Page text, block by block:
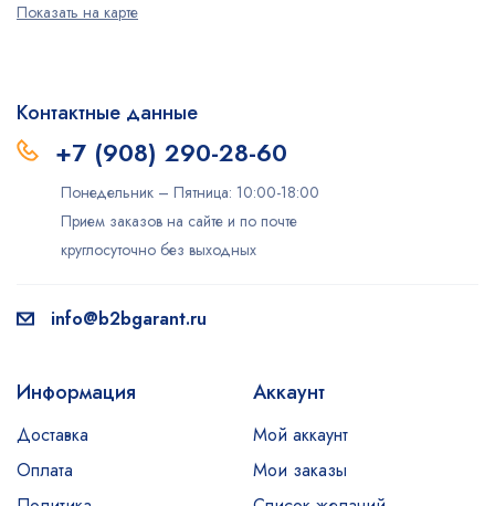
Показать на карте
Контактные данные
+7 (908) 290-28-60
Понедельник – Пятница: 10:00-18:00
Прием заказов на сайте и по почте
круглосуточно без выходных
info@b2bgarant.ru
Информация
Доставка
Оплата
Аккаунт
Мой аккаунт
Мои заказы